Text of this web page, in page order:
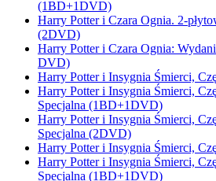
(1BD+1DVD)
Harry Potter i Czara Ognia. 2-
(2DVD)
Harry Potter i Czara Ognia:
DVD)
Harry Potter i Insygnia Śmierci,
Harry Potter i Insygnia Śmierci,
Specjalna (1BD+1DVD)
Harry Potter i Insygnia Śmierci,
Specjalna (2DVD)
Harry Potter i Insygnia Śmierci,
Harry Potter i Insygnia Śmierci,
Specjalna (1BD+1DVD)